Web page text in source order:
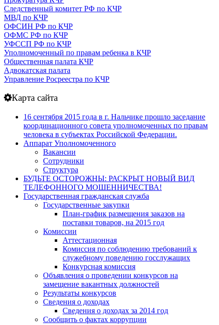
Следственный комитет РФ по КЧР
МВД по КЧР
ОФСИН РФ по КЧР
ОФМС РФ по КЧР
УФССП РФ по КЧР
Уполномоченный по правам ребенка в КЧР
Общественная палата КЧР
Адвокатская палата
Управление Росреестра по КЧР
Карта сайта
16 сентября 2015 года в г. Нальчике прошло заседание
координационного совета уполномоченных по правам
человека в субъектах Российской Федерации.
Аппарат Уполномоченного
Вакансии
Сотрудники
Структура
БУДЬТЕ ОСТОРОЖНЫ: РАСКРЫТ НОВЫЙ ВИД
ТЕЛЕФОННОГО МОШЕННИЧЕСТВА!
Государственная гражданская служба
Государственные закупки
План-график размещения заказов на
поставки товаров, на 2015 год
Комиссии
Аттестационная
Комиссия по соблюдению требований к
служебному поведению госслужащих
Конкурсная комиссия
Объявления о проведении конкурсов на
замещение вакантных должностей
Результаты конкурсов
Сведения о доходах
Сведения о доходах за 2014 год
Сообщить о фактах коррупции